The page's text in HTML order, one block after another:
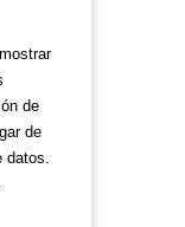
de
de
datos.